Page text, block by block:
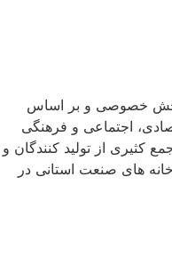
بخش خصوصی و بر اساس
اقتصادی، اجتماعی و فرهنگی
کثیری از تولید کنندگان و
های صنعت استانی در